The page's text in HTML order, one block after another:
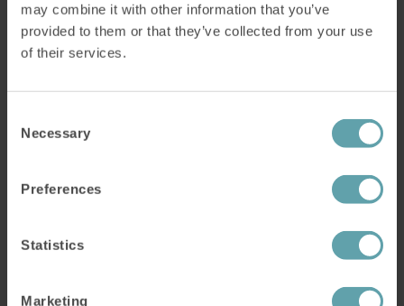
may combine it with other information that you’ve
provided to them or that they’ve collected from your use
of their services.
Selection
Necessary
Preferences
Statistics
Marketing
Vi kan tilbyde en resultatgaranti, fordi vi ved, at
Hvis du ikke oplever en forbedring efter 6